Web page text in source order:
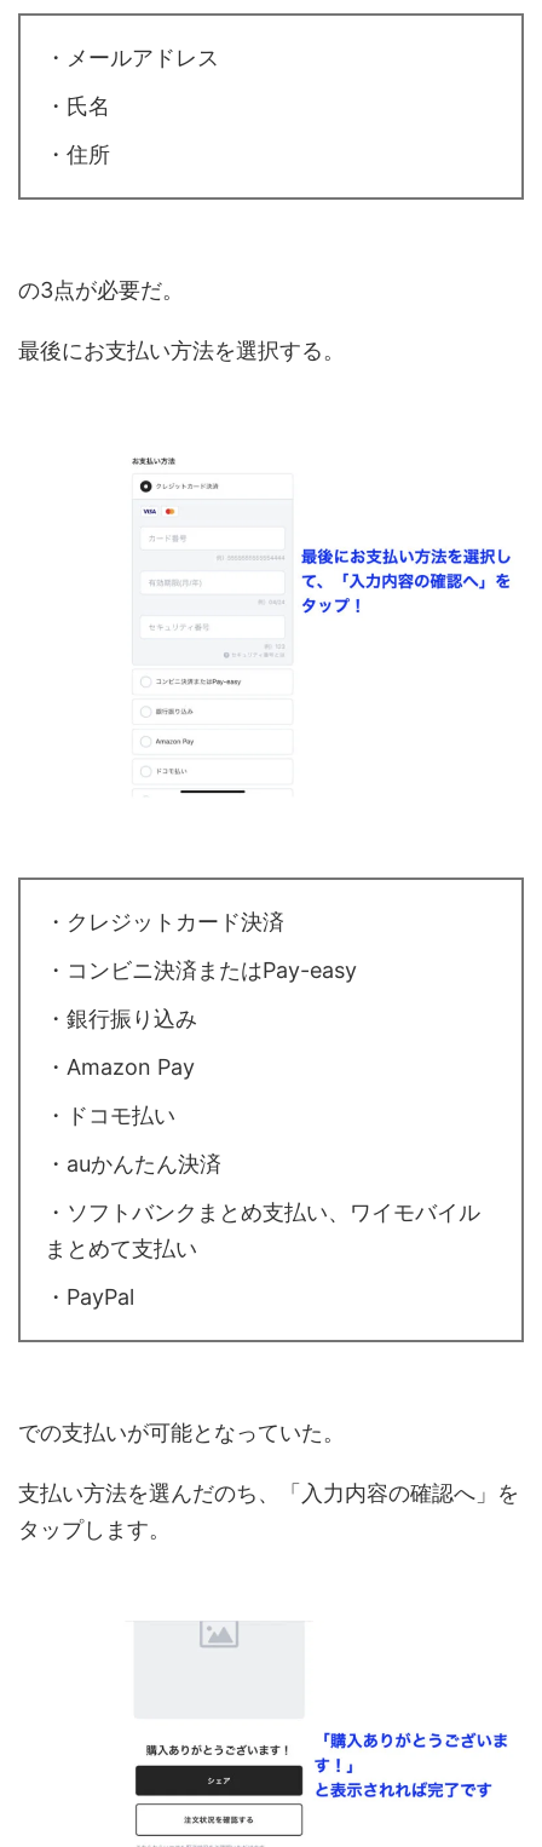
・メールアドレス
・氏名
・住所
の3点が必要だ。
最後にお支払い方法を選択する。
・クレジットカード決済
・コンビニ決済またはPay-easy
・銀行振り込み
・Amazon Pay
・ドコモ払い
・auかんたん決済
・ソフトバンクまとめ支払い、ワイモバイル
まとめて支払い
・PayPal
での支払いが可能となっていた。
支払い方法を選んだのち、「入力内容の確認へ」を
タップします。